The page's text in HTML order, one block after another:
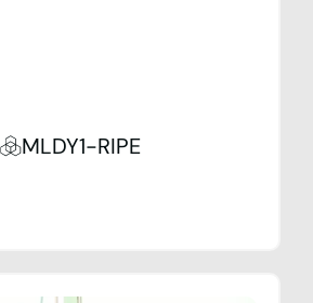
MLDY1-RIPE